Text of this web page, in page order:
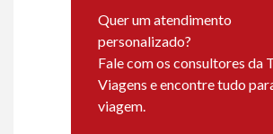
Quer um atendimento
personalizado?
Fale com os consultores da
Viagens e encontre tudo
viagem.